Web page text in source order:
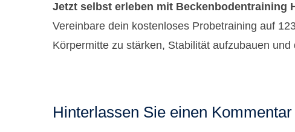
Jetzt selbst erleben mit Beckenbodentraining
Vereinbare dein kostenloses Probetraining auf
Körpermitte zu stärken, Stabilität aufzubauen
Hinterlassen Sie einen Kommentar